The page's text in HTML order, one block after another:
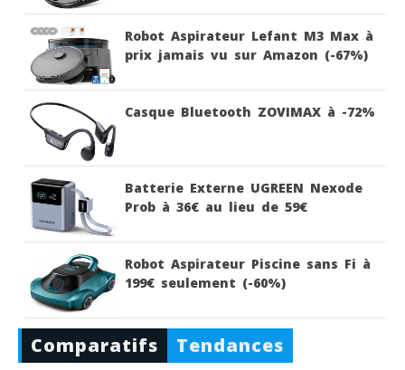
Robot Aspirateur Lefant M3 Max à
prix jamais vu sur Amazon (-67%)
Casque Bluetooth ZOVIMAX à -72%
Batterie Externe UGREEN Nexode
Prob à 36€ au lieu de 59€
Robot Aspirateur Piscine sans Fi à
199€ seulement (-60%)
Comparatifs Tendances